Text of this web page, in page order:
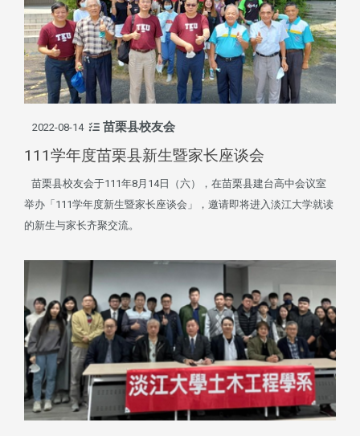
2022-08-14 苗栗县校友会
111学年度苗栗县新生暨家长座谈会
苗栗县校友会于111年8月14日（六），在苗栗县建台高中会议室
举办「111学年度新生暨家长座谈会」，邀请即将进入淡江大学就读
的新生与家长齐聚交流。